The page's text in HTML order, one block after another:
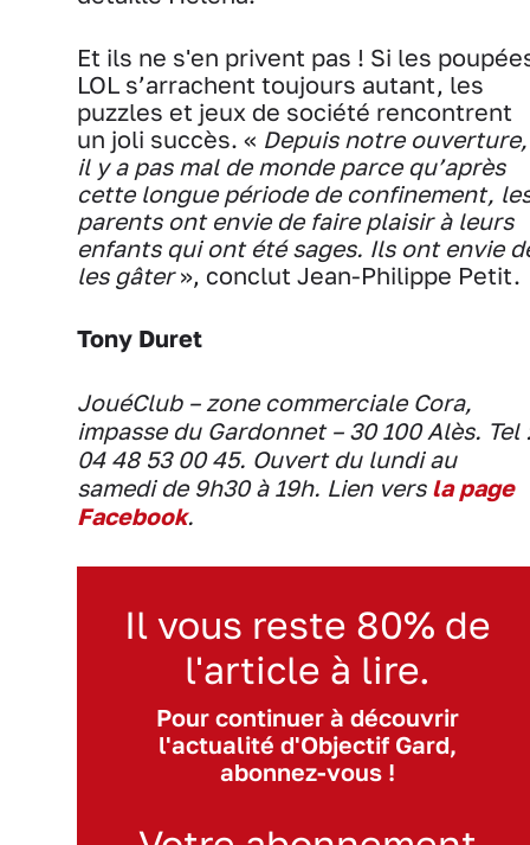
Et ils ne s'en privent pas ! Si les
LOL s’arrachent toujours autant, les
puzzles et jeux de société rencontrent
un joli succès. « Depuis notre ouverture,
il y a pas mal de monde parce qu’après
cette longue période de confinement,
parents ont envie de faire plaisir à leurs
enfants qui ont été sages. Ils ont envie
les gâter», conclut Jean-Philippe Petit.
Tony Duret
JouéClub – zone commerciale Cora,
impasse du Gardonnet – 30 100 Alès. Tel
04 48 53 00 45. Ouvert du lundi au
samedi de 9h30 à 19h. Lien vers la page
Facebook.
Il vous reste 80% de
l'article à lire.
Pour continuer à découvrir
l'actualité d'Objectif Gard,
abonnez-vous !